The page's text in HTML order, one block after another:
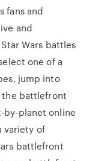
fans and
and
Wars battles
one of a
jump into
the battlefront
by-planet online
variety of
battlefront